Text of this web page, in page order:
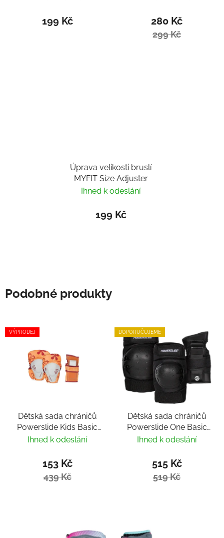
199 Kč 280 Kč
299 Kč
Úprava velikosti bruslí
MYFIT Size Adjuster
Ihned k odeslání
199 Kč
Podobné produkty
VÝPRODEJ
Dětská sada chráničů
Powerslide Kids Basic
Flower
Ihned k odeslání
153 Kč
439 Kč
DOPORUČUJEME
Dětská sada chráničů
Powerslide One Basic
Kids
Ihned k odeslání
515 Kč
519 Kč